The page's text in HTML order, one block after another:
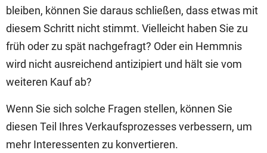
bleiben, können Sie daraus schließen, dass etwas mit
diesem Schritt nicht stimmt. Vielleicht haben Sie zu
früh oder zu spät nachgefragt? Oder ein Hemmnis
wird nicht ausreichend antizipiert und hält sie vom
weiteren Kauf ab?
Wenn Sie sich solche Fragen stellen, können Sie
diesen Teil Ihres Verkaufsprozesses verbessern, um
mehr Interessenten zu konvertieren.